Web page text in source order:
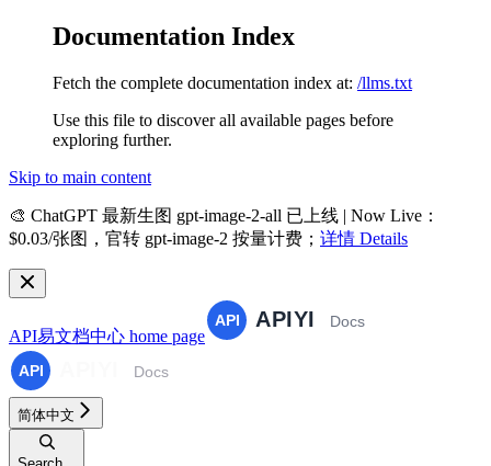
Documentation Index
Fetch the complete documentation index at: /llms.txt
Use this file to discover all available pages before
exploring further.
Skip to main content
🎨 ChatGPT 最新生图 gpt-image-2-all 已上线 | Now Live ：
$0.03/张图，官转 gpt-image-2 按量计费； 详情 Details
API易文档中心 home page
简体中文